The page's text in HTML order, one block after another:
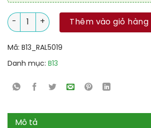
Sơn sàn kháng hóa chất RAL RAFLOOR
Thêm vào giỏ hàng
Mã: B13_RAL5019
Danh mục: B13
Mô tả